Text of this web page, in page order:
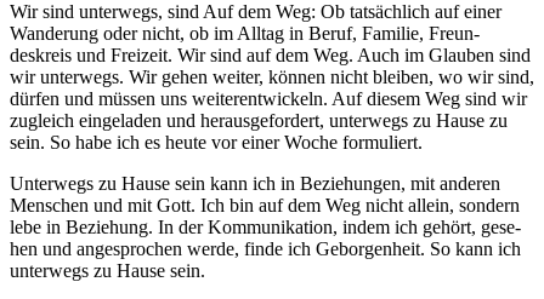
Wir sind unter­wegs, sind Auf dem Weg: Ob tat­säch­lich auf ein­er
Wan­derung oder nicht, ob im All­t­ag in Beruf, Fam­i­lie, Fre­un­
deskreis und Freizeit. Wir sind auf dem Weg. Auch im Glauben sind
wir unter­wegs. Wir gehen weit­er, kön­nen nicht bleiben, wo wir sind,
dür­fen und müssen uns weit­er­en­twick­eln. Auf diesem Weg sind wir
zugle­ich ein­ge­laden und her­aus­ge­fordert, unter­wegs zu Hause zu
sein. So habe ich es heute vor ein­er Woche formuliert.
Unter­wegs zu Hause sein kann ich in Beziehun­gen, mit anderen
Men­schen und mit Gott. Ich bin auf dem Weg nicht allein, son­dern
lebe in Beziehung. In der Kom­mu­nika­tion, indem ich gehört, gese­
hen und ange­sprochen werde, finde ich Gebor­gen­heit. So kann ich
unter­wegs zu Hause sein.